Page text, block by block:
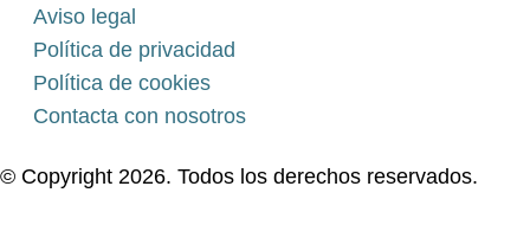
Aviso legal
Política de privacidad
Política de cookies
Contacta con nosotros
© Copyright 2026. Todos los derechos reservados.